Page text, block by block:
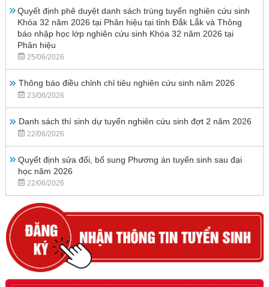
Quyết định phê duyệt danh sách trúng tuyển nghiên cứu sinh
Khóa 32 năm 2026 tại Phân hiệu tại tỉnh Đắk Lắk và Thông
báo nhập học lớp nghiên cứu sinh Khóa 32 năm 2026 tại
Phân hiệu
25/06/2026
Thông báo điều chỉnh chỉ tiêu nghiên cứu sinh năm 2026
23/06/2026
Danh sách thí sinh dự tuyển nghiên cứu sinh đợt 2 năm 2026
22/06/2026
Quyết định sửa đổi, bổ sung Phương án tuyển sinh sau đại
học năm 2026
22/06/2026